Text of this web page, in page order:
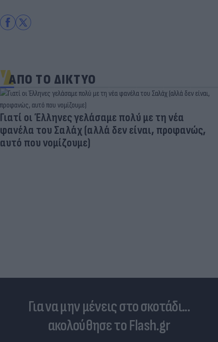
ΑΠΟ ΤΟ ΔΙΚΤΥΟ
Γιατί οι Έλληνες γελάσαμε πολύ με τη νέα
φανέλα του Σαλάχ (αλλά δεν είναι, προφανώς,
αυτό που νομίζουμε)
Για να μην μένεις στο σκοτάδι...
ακολούθησε το Flash.gr